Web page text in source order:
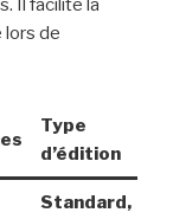
Il facilite la
lors de
Type
d’édition
Standard,